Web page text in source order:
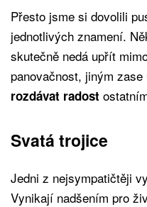
Přesto jsme si dovolili
jednotlivých znamení.
skutečně nedá upřít
panovačnost, jiným zase
rozdávat radost
Svatá trojice
Jedni z nejsympatičtěji
Vynikají nadšením pro